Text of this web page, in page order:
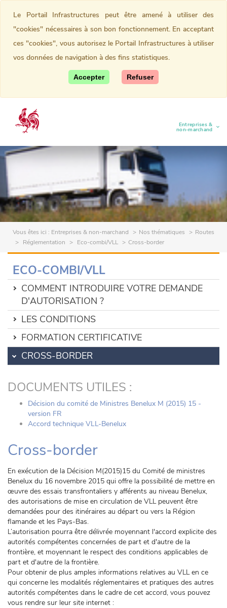
Entreprises &
non-marchand
(current)
Vous êtes ici : Entreprises & non-marchand Nos thématiques
Routes
Réglementation
Eco-combi/VLL Cross-border
ECO-COMBI/VLL
COMMENT INTRODUIRE VOTRE DEMANDE
D'AUTORISATION ?
LES CONDITIONS
FORMATION CERTIFICATIVE
CROSS-BORDER
DOCUMENTS UTILES :
Décision du comité de Ministres Benelux M (2015) 15 -
version FR
Accord technique VLL-Benelux
Cross-border
En exécution de la Décision M(2015)15 du Comité de ministres
Benelux du 16 novembre 2015 qui offre la possibilité de mettre en
œuvre des essais transfrontaliers y afférents au niveau Benelux,
des autorisations de mise en circulation de VLL peuvent être
demandées pour des itinéraires au départ ou vers la Région
flamande et les Pays-Bas.
L’autorisation pourra être délivrée moyennant l'accord explicite des
autorités compétentes concernées de part et d'autre de la
frontière, et moyennant le respect des conditions applicables de
part et d'autre de la frontière.
Pour obtenir de plus amples informations relatives au VLL en ce
qui concerne les modalités réglementaires et pratiques des autres
autorités compétentes dans le cadre de cet accord, vous pouvez
vous rendre sur leur site internet :
Le Portail Infrastructures peut être amené à utiliser des
"cookies" nécessaires à son bon fonctionnement. En acceptant
ces "cookies", vous autorisez le Portail Infrastructures à utiliser
vos données de navigation à des fins statistiques.
Accepter Refuser